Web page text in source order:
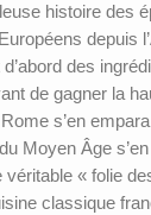
histoire des
depuis
des
de gagner la
s’en
Moyen Âge
véritable « folie
classique